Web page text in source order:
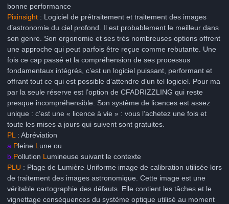
bonne performance
Pixinsight : Logiciel de prétraitement et traitement des images
d’astronomie du ciel profond. Il est probablement le meilleur dans
son genre. Son ergonomie et ses très nombreuses options offrent
une approche qui peut parfois être reçue comme rebutante. Une
fois ce cap passé et la compréhension de ses processus
fondamentaux intégrés, c’est un logiciel puissant, performant et
offrant tout ce qui est possible d’attendre d’un tel logiciel. Pour ma
par la seule réserve est l’option de CFADRIZZLING qui reste
presque incompréhensible. Son système de licences est assez
unique : c’est une « licence à vie » : vous l’achetez une fois et
toute les mises a jours qui suivent sont gratuites.
PL : Abréviation
a. Pleine L une ou
b. Pollution L umineuse suivant le contexte
PLU : Plage de Lumière Uniforme image de calibration utilisée lors
de traitement des images astronomique. Cette image est une
véritable cartographie des défauts. Elle contient les tâches et le
vignettage conséquences du système optique utilisé au moment